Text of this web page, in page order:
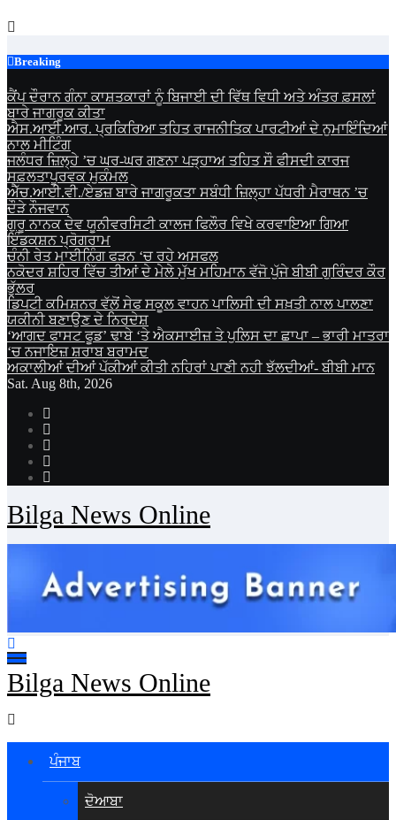
Skip
content
Breaking
ਕੈਂਪ ਦੌਰਾਨ ਗੰਨਾ ਕਾਸ਼ਤਕਾਰਾਂ ਨੂੰ ਬਿਜਾਈ ਦੀ ਵਿੱਥ ਵਿਧੀ ਅਤੇ ਅੰਤਰ ਫ਼ਸਲਾਂ
ਬਾਰੇ ਜਾਗਰੂਕ ਕੀਤਾ
ਐਸ.ਆਈ.ਆਰ. ਪ੍ਰਕਿਰਿਆ ਤਹਿਤ ਰਾਜਨੀਤਿਕ ਪਾਰਟੀਆਂ ਦੇ ਨੁਮਾਇੰਦਿਆਂ
ਨਾਲ ਮੀਟਿੰਗ
ਜਲੰਧਰ ਜ਼ਿਲ੍ਹੇ ’ਚ ਘਰ-ਘਰ ਗਣਨਾ ਪੜ੍ਹਾਅ ਤਹਿਤ ਸੌ ਫੀਸਦੀ ਕਾਰਜ
ਸਫ਼ਲਤਾਪੂਰਵਕ ਮੁਕੰਮਲ
ਐੱਚ.ਆਈ.ਵੀ./ਏਡਜ਼ ਬਾਰੇ ਜਾਗਰੂਕਤਾ ਸਬੰਧੀ ਜ਼ਿਲ੍ਹਾ ਪੱਧਰੀ ਮੈਰਾਥਨ ’ਚ
ਦੌੜੇ ਨੌਜਵਾਨ
ਗੁਰੂ ਨਾਨਕ ਦੇਵ ਯੂਨੀਵਰਸਿਟੀ ਕਾਲਜ ਫਿਲੌਰ ਵਿਖੇ ਕਰਵਾਇਆ ਗਿਆ
ਇੰਡਕਸ਼ਨ ਪ੍ਰੋਗਰਾਮ
ਚੰਨੀ ਰੇਤ ਮਾਈਨਿੰਗ ਫੜਨ ‘ਚ ਰਹੇ ਅਸਫਲ
ਨਕੋਦਰ ਸ਼ਹਿਰ ਵਿੱਚ ਤੀਆਂ ਦੇ ਮੇਲੇ ਮੁੱਖ ਮਹਿਮਾਨ ਵੱਜੋ ਪੁੱਜੇ ਬੀਬੀ ਗੁਰਿੰਦਰ ਕੌਰ
ਭੁੱਲਰ
ਡਿਪਟੀ ਕਮਿਸ਼ਨਰ ਵੱਲੋਂ ਸੇਫ ਸਕੂਲ ਵਾਹਨ ਪਾਲਿਸੀ ਦੀ ਸਖ਼ਤੀ ਨਾਲ ਪਾਲਣਾ
ਯਕੀਨੀ ਬਣਾਉਣ ਦੇ ਨਿਰਦੇਸ਼
‘ਆਗਦ ਫਾਸਟ ਫੂਡ’ ਢਾਬੇ ‘ਤੇ ਐਕਸਾਈਜ਼ ਤੇ ਪੁਲਿਸ ਦਾ ਛਾਪਾ – ਭਾਰੀ ਮਾਤਰਾ
‘ਚ ਨਜਾਇਜ਼ ਸ਼ਰਾਬ ਬਰਾਮਦ
ਅਕਾਲੀਆਂ ਦੀਆਂ ਪੱਕੀਆਂ ਕੀਤੀ ਨਹਿਰਾਂ ਪਾਣੀ ਨਹੀ ਝੱਲਦੀਆਂ- ਬੀਬੀ ਮਾਨ
Sat. Aug 8th, 2026
Bilga News Online
Bilga News Online
ਪੰਜਾਬ
ਦੋਆਬਾ